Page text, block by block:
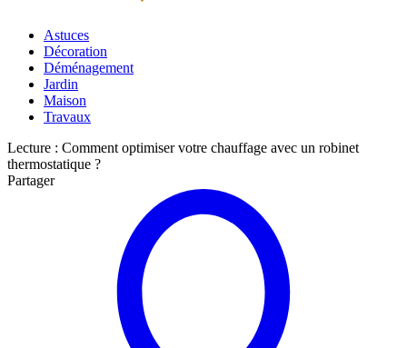
Astuces
Décoration
Déménagement
Jardin
Maison
Travaux
Lecture : Comment optimiser votre chauffage avec un robinet
thermostatique ?
Partager